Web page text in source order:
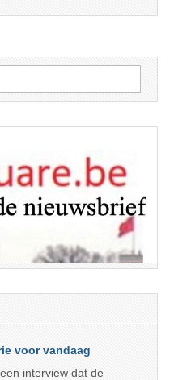
voor vandaag
interview dat de